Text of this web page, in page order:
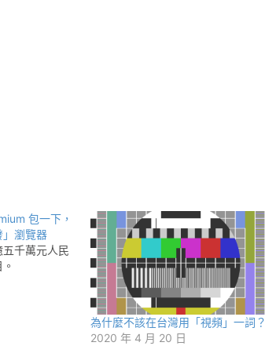
包一下，
」瀏覽器
千萬元人民
為什麼不該在台灣用「視頻」一詞？
2020 年 4 月 20 日